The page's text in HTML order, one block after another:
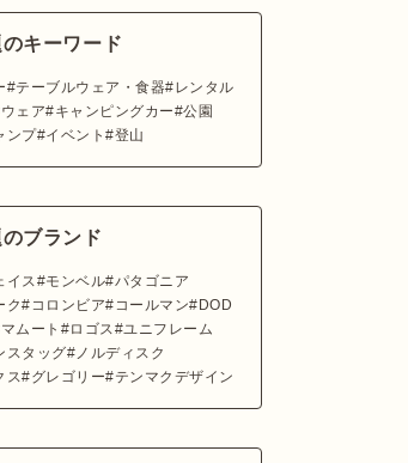
キーワード
テーブルウェア・食器
レンタル
ウェア キャンピングカー
公園
ンプ イベント 登山
ブランド
イス モンベル パタゴニア
ク
コロンビア コールマン
DOD
マムート ロゴス
ユニフレーム
スタッグ
ノルディスク
ス
グレゴリー テンマクデザイン